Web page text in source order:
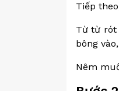
Tiếp
Từ từ rót
bông
Nêm